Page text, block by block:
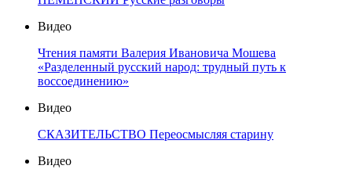
Видео
Чтения памяти Валерия Ивановича Мошева
«Разделенный русский народ: трудный путь к
воссоединению»
Видео
СКАЗИТЕЛЬСТВО Переосмысляя старину
Видео